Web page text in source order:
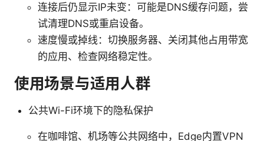
连接后仍显示IP未变：可能是DNS缓存问题，尝
试清理DNS或重启设备。
速度慢或掉线：切换服务器、关闭其他占用带宽
的应用、检查网络稳定性。
使用场景与适用人群
公共Wi-Fi环境下的隐私保护
在咖啡馆、机场等公共网络中，Edge内置VPN